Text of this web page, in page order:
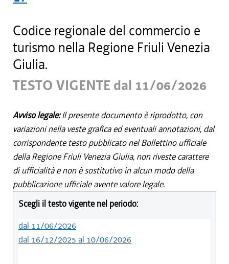
Codice regionale del commercio e
turismo nella Regione Friuli Venezia
Giulia.
TESTO VIGENTE dal 11/06/2026
Avviso legale:Il presente documento è riprodotto, con
variazioni nella veste grafica ed eventuali annotazioni, dal
corrispondente testo pubblicato nel Bollettino ufficiale
della Regione Friuli Venezia Giulia, non riveste carattere
di ufficialità e non è sostitutivo in alcun modo della
pubblicazione ufficiale avente valore legale.
Scegli il testo vigente nel periodo:
dal 11/06/2026
dal 16/12/2025 al 10/06/2026